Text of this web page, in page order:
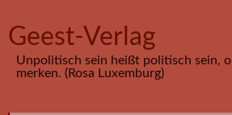
Geest-Verlag
Unpolitisch sein heißt politisch sein,
merken. (Rosa Luxemburg)